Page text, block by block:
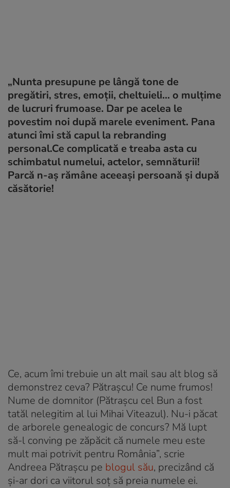
„Nunta presupune pe lângă tone de
pregătiri, stres, emoții, cheltuieli… o mulțime
de lucruri frumoase. Dar pe acelea le
povestim noi după marele eveniment. Pana
atunci îmi stă capul la rebranding
personal.Ce complicată e treaba asta cu
schimbatul numelui, actelor, semnăturii!
Parcă n-aș rămâne aceeași persoană și după
căsătorie!
Ce, acum îmi trebuie un alt mail sau alt blog să
demonstrez ceva? Pătrașcu! Ce nume frumos!
Nume de domnitor (Pătrașcu cel Bun a fost
tatăl nelegitim al lui Mihai Viteazul). Nu-i păcat
de arborele genealogic de concurs? Mă lupt
să-l conving pe zăpăcit că numele meu este
mult mai potrivit pentru România”, scrie
Andreea Pătrașcu pe blogul său, precizând că
și-ar dori ca viitorul soț să preia numele ei.